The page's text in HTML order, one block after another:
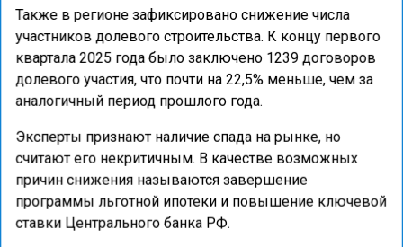
Также в регионе зафиксировано снижение числа
участников долевого строительства. К концу первого
квартала 2025 года было заключено 1239 договоров
долевого участия, что почти на 22,5% меньше, чем за
аналогичный период прошлого года.
Эксперты признают наличие спада на рынке, но
считают его некритичным. В качестве возможных
причин снижения называются завершение
программы льготной ипотеки и повышение ключевой
ставки Центрального банка РФ.